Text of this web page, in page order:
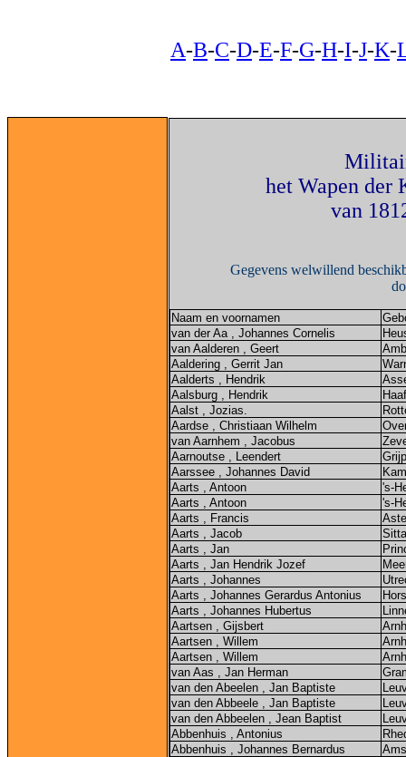
A-B-C-D-E-F-G-H-I-J-K-
het Wapen der
van
Gegevens welwillend
Naam en voornamen
van der Aa , Johannes Cornelis
van Aalderen , Geert
Aaldering , Gerrit Jan
Aalderts , Hendrik
Aalsburg , Hendrik
Aalst , Jozias.
Aardse , Christiaan Wilhelm
van Aarnhem , Jacobus
Aarnoutse , Leendert
Aarssee , Johannes David
Aarts , Antoon
's-
Aarts , Antoon
's-
Aarts , Francis
Aarts , Jacob
Aarts , Jan
Aarts , Jan Hendrik Jozef
Aarts , Johannes
Aarts , Johannes Gerardus Antonius
Aarts , Johannes Hubertus
Aartsen , Gijsbert
Aartsen , Willem
Aartsen , Willem
van Aas , Jan Herman
van den Abeelen , Jan Baptiste
van den Abbeele , Jan Baptiste
van den Abbeelen , Jean Baptist
Abbenhuis , Antonius
Abbenhuis , Johannes Bernardus